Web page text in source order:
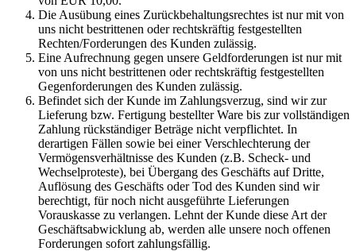
Die Ausübung eines Zurückbehaltungsrechtes ist nur mit von
uns nicht bestrittenen oder rechtskräftig festgestellten
Rechten/Forderungen des Kunden zulässig.
Eine Aufrechnung gegen unsere Geldforderungen ist nur mit
von uns nicht bestrittenen oder rechtskräftig festgestellten
Gegenforderungen des Kunden zulässig.
Befindet sich der Kunde im Zahlungsverzug, sind wir zur
Lieferung bzw. Fertigung bestellter Ware bis zur vollständigen
Zahlung rückständiger Beträge nicht verpflichtet. In
derartigen Fällen sowie bei einer Verschlechterung der
Vermögensverhältnisse des Kunden (z.B. Scheck- und
Wechselproteste), bei Übergang des Geschäfts auf Dritte,
Auflösung des Geschäfts oder Tod des Kunden sind wir
berechtigt, für noch nicht ausgeführte Lieferungen
Vorauskasse zu verlangen. Lehnt der Kunde diese Art der
Geschäftsabwicklung ab, werden alle unsere noch offenen
Forderungen sofort zahlungsfällig.